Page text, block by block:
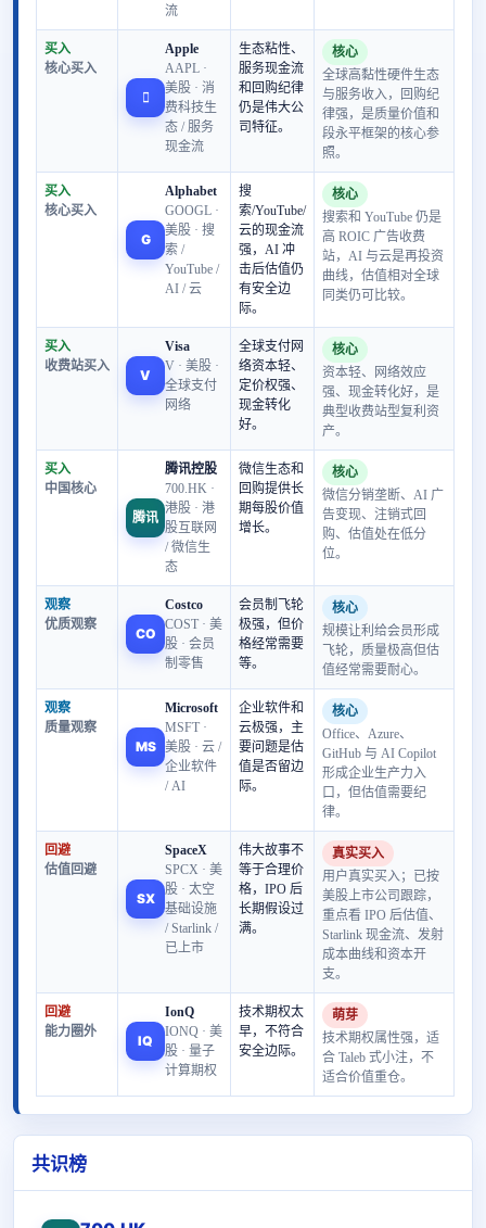
流
买入
核心买入

Apple
AAPL ·
美股 · 消
费科技生
态 / 服务
现金流
生态粘性、
服务现金流
和回购纪律
仍是伟大公
司特征。
核心
全球高黏性硬件生态
与服务收入，回购纪
律强，是质量价值和
段永平框架的核心参
照。
买入
核心买入
G
Alphabet
GOOGL ·
美股 · 搜
索 /
YouTube /
AI / 云
搜
索/YouTube/
云的现金流
强，AI 冲
击后估值仍
有安全边
际。
核心
搜索和 YouTube 仍是
高 ROIC 广告收费
站，AI 与云是再投资
曲线，估值相对全球
同类仍可比较。
买入
收费站买入
V
Visa
V · 美股 ·
全球支付
网络
全球支付网
络资本轻、
定价权强、
现金转化
好。
核心
资本轻、网络效应
强、现金转化好，是
典型收费站型复利资
产。
买入
中国核心
腾讯
腾讯控股
700.HK ·
港股 · 港
股互联网
/ 微信生
态
微信生态和
回购提供长
期每股价值
增长。
核心
微信分销垄断、AI 广
告变现、注销式回
购、估值处在低分
位。
观察
优质观察
CO
Costco
COST · 美
股 · 会员
制零售
会员制飞轮
极强，但价
格经常需要
等。
核心
规模让利给会员形成
飞轮，质量极高但估
值经常需要耐心。
观察
质量观察
MS
Microsoft
MSFT ·
美股 · 云 /
企业软件
/ AI
企业软件和
云极强，主
要问题是估
值是否留边
际。
核心
Office、Azure、
GitHub 与 AI Copilot
形成企业生产力入
口，但估值需要纪
律。
回避
估值回避
SX
SpaceX
SPCX · 美
股 · 太空
基础设施
/ Starlink /
已上市
伟大故事不
等于合理价
格，IPO 后
长期假设过
满。
真实买入
用户真实买入；已按
美股上市公司跟踪，
重点看 IPO 后估值、
Starlink 现金流、发射
成本曲线和资本开
支。
回避
能力圈外
IQ
IonQ
IONQ · 美
股 · 量子
计算期权
技术期权太
早，不符合
安全边际。
萌芽
技术期权属性强，适
合 Taleb 式小注，不
适合价值重仓。
共识榜